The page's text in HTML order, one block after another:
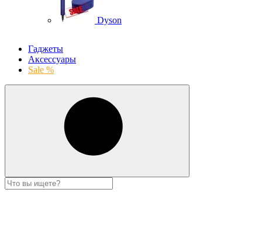
Dyson
Гаджеты
Аксессуары
Sale %